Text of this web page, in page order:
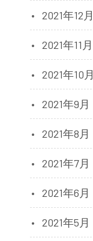
2021年12月
2021年11月
2021年10月
2021年9月
2021年8月
2021年7月
2021年6月
2021年5月